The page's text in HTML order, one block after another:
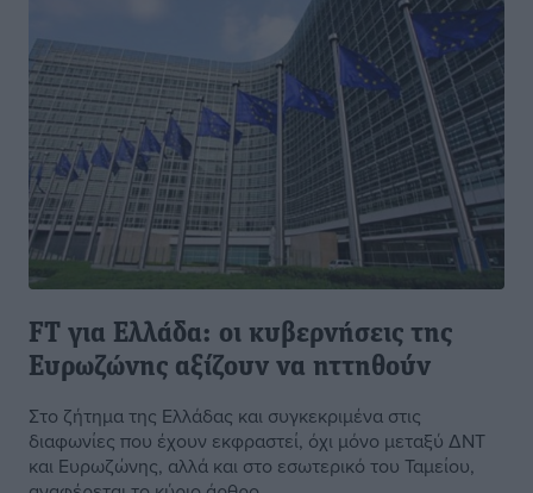
FT για Ελλάδα: οι κυβερνήσεις της
Ευρωζώνης αξίζουν να ηττηθούν
Στο ζήτημα της Ελλάδας και συγκεκριμένα στις
διαφωνίες που έχουν εκφραστεί, όχι μόνο μεταξύ ΔΝΤ
και Ευρωζώνης, αλλά και στο εσωτερικό του Ταμείου,